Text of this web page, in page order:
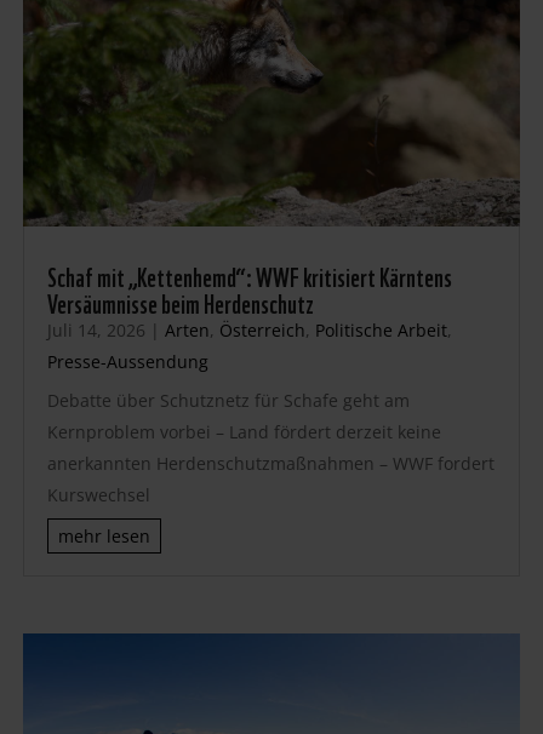
Schaf mit „Kettenhemd“: WWF kritisiert Kärntens
Versäumnisse beim Herdenschutz
Juli 14, 2026 | Arten, Österreich, Politische Arbeit,
Presse-Aussendung
Debatte über Schutznetz für Schafe geht am
Kernproblem vorbei – Land fördert derzeit keine
anerkannten Herdenschutzmaßnahmen – WWF fordert
Kurswechsel
mehr lesen